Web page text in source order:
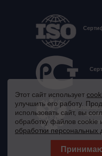
© 2008
Этот сайт использует
улучшить его работу.
использовать сайт, вы
обработку файлов cookie
обработки персональных